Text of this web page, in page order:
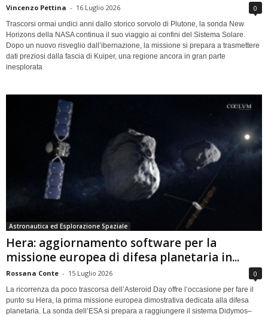
Vincenzo Pettina - 16 Luglio 2026 0
Trascorsi ormai undici anni dallo storico sorvolo di Plutone, la sonda New
Horizons della NASA continua il suo viaggio ai confini del Sistema Solare.
Dopo un nuovo risveglio dall’ibernazione, la missione si prepara a trasmettere
dati preziosi dalla fascia di Kuiper, una regione ancora in gran parte
inesplorata
Astronautica ed Esplorazione Spaziale
Hera: aggiornamento software per la
missione europea di difesa planetaria in...
Rossana Conte - 15 Luglio 2026 0
La ricorrenza da poco trascorsa dell’Asteroid Day offre l’occasione per fare il
punto su Hera, la prima missione europea dimostrativa dedicata alla difesa
planetaria. La sonda dell’ESA si prepara a raggiungere il sistema Didymos–